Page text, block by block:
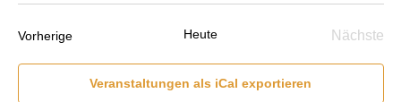
VorherigeVeranstaltungen Heute
Nächste
Veranstaltungen als iCal exportieren